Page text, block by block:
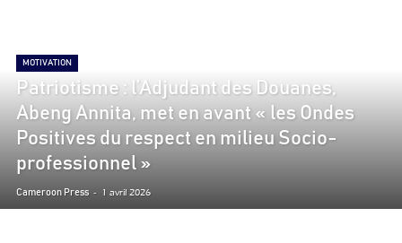
MOTIVATION
Patriotisme : l’Adjudant des Douanes,
Abeng Annita, met en avant « les Ondes
Positives du respect en milieu Socio-
professionnel »
Cameroon Press - 1 avril 2026